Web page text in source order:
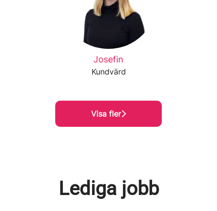
Josefin
Kundvärd
Visa fler
Lediga jobb